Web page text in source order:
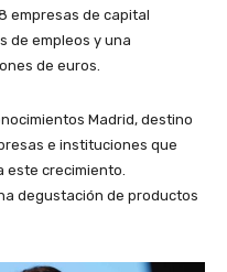
empresas de capital
de empleos y una
de euros.
Madrid, destino
e instituciones que
este crecimiento.
degustación de productos